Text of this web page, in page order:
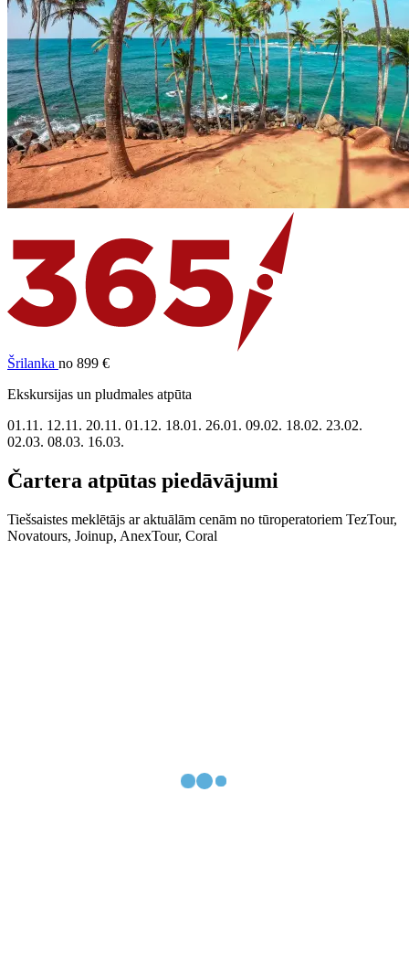
Šrilanka no 899 €
Ekskursijas un pludmales atpūta
01.11. 12.11. 20.11. 01.12. 18.01. 26.01. 09.02. 18.02. 23.02.
02.03. 08.03. 16.03.
Čartera atpūtas piedāvājumi
Tiešsaistes meklētājs ar aktuālām cenām no tūroperatoriem TezTour,
Novatours, Joinup, AnexTour, Coral